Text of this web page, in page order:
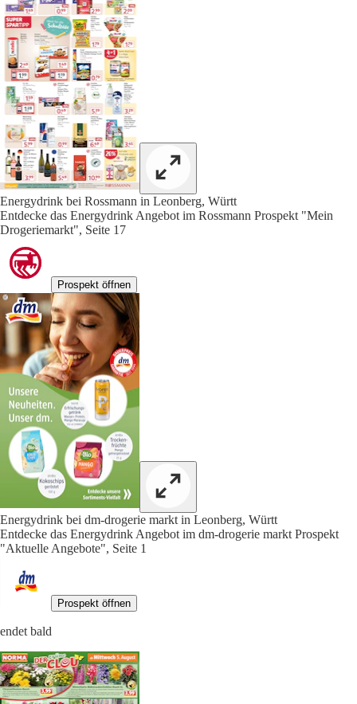
Energydrink bei Rossmann in Leonberg, Württ
Entdecke das Energydrink Angebot im Rossmann Prospekt "Mein
Drogeriemarkt", Seite 17
Prospekt öffnen
Energydrink bei dm-drogerie markt in Leonberg, Württ
Entdecke das Energydrink Angebot im dm-drogerie markt Prospekt
"Aktuelle Angebote", Seite 1
Prospekt öffnen
endet bald